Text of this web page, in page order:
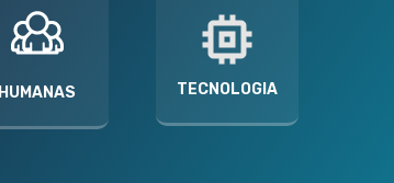
HUMANAS TECNOLOGIA